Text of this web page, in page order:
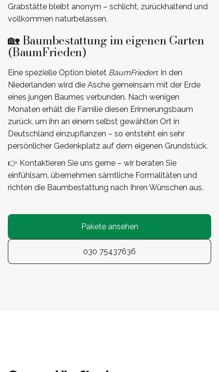
Grabstätte bleibt anonym – schlicht, zurückhaltend und
vollkommen naturbelassen.
🏡 Baumbestattung im eigenen Garten
(BaumFrieden)
Eine spezielle Option bietet BaumFrieden: In den
Niederlanden wird die Asche gemeinsam mit der Erde
eines jungen Baumes verbunden. Nach wenigen
Monaten erhält die Familie diesen Erinnerungsbaum
zurück, um ihn an einem selbst gewählten Ort in
Deutschland einzupflanzen – so entsteht ein sehr
persönlicher Gedenkplatz auf dem eigenen Grundstück.
👉 Kontaktieren Sie uns gerne – wir beraten Sie
einfühlsam, übernehmen sämtliche Formalitäten und
richten die Baumbestattung nach Ihren Wünschen aus.
Pakete ansehen
030 75437636